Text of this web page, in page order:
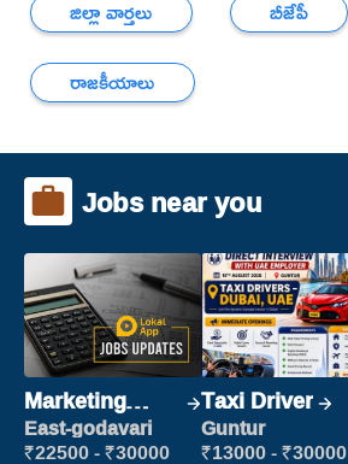
జిల్లా వార్తలు
బీజేపీ
రాజకీయాలు
Jobs near you
Marketing
Executive
East-godavari
₹22500 - ₹30000
Taxi Driver
Guntur
₹13000 - ₹30000